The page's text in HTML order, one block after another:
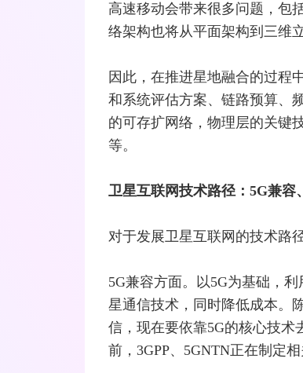
高速移动会带来很多问题，包
络架构也将从平面架构到三维
因此，在推进星地融合的过程
和系统评估方案、链路预算、
的可存扩网络，物理层的关键
等。
卫星互联网技术路径：5G兼容
对于发展卫星互联网的技术路
5G兼容方面。以5G为基础，利
星通信技术，同时降低成本。
信，现在要依靠5G的核心技术
前， 3GPP、5GNTN正在制定相